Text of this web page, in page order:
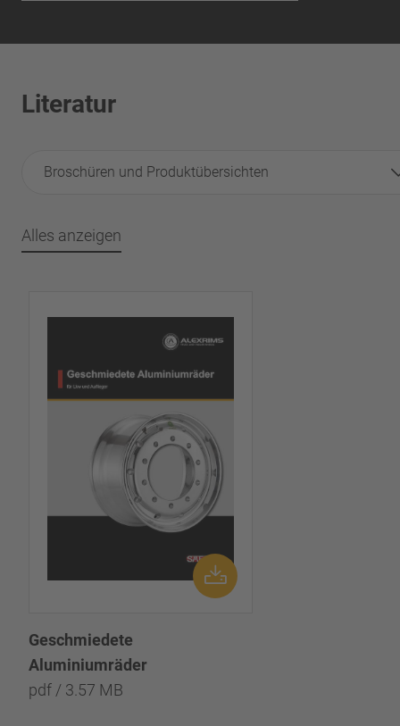
Literatur
Broschüren und Produktübersichten
Alles anzeigen
Geschmiedete
Aluminiumräder
pdf / 3.57 MB